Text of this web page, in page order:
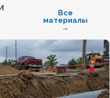
Все
материалы
→